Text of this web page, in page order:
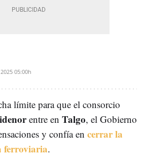
05:00h
límite para que el consorcio
entre en Talgo, el Gobierno
y confía en cerrar la
ferroviaria.